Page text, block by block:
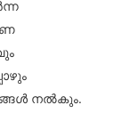
നൽകും.